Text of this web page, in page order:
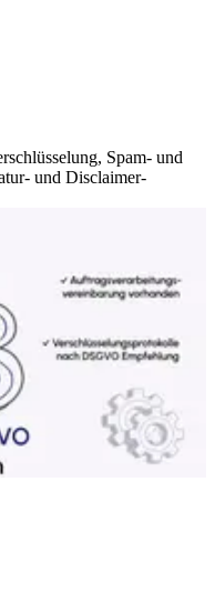
Spam- und
und Disclaimer-